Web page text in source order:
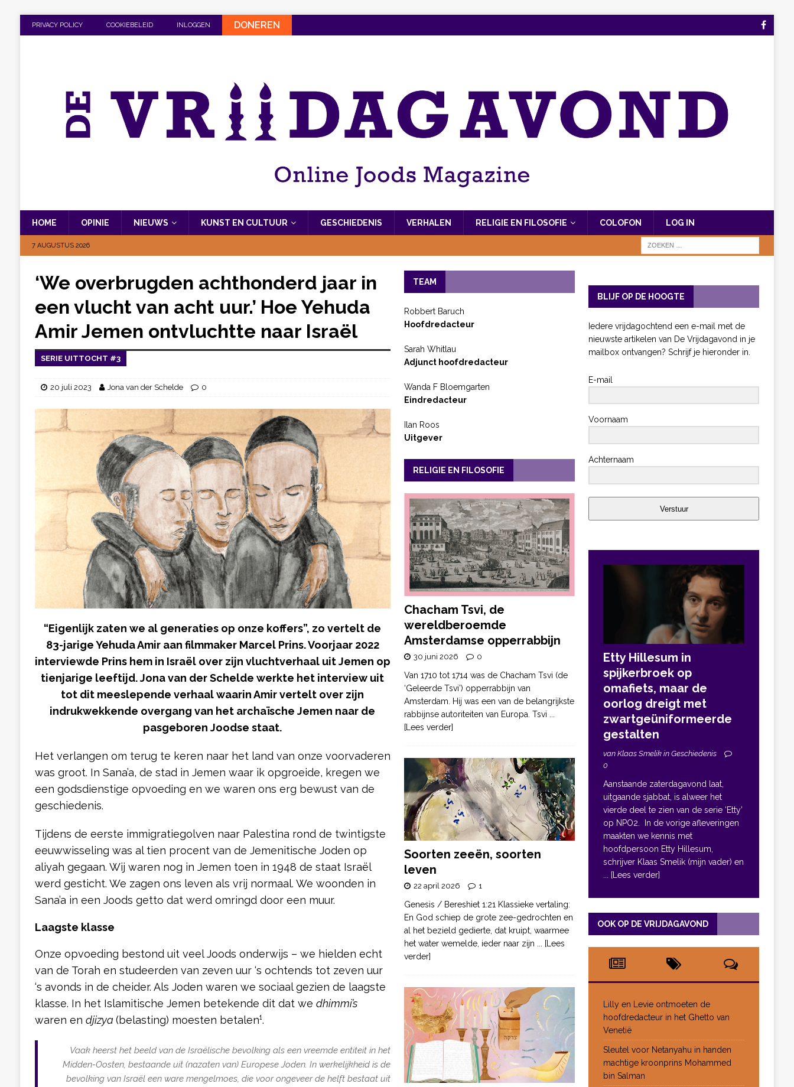
PRIVACY POLICY COOKIEBELEID INLOGGEN DONEREN
HOME OPINIE NIEUWS KUNST EN CULTUUR GESCHIEDENIS VERHALEN RELIGIE EN FILOSOFIE COLOFON LOG IN
7 AUGUSTUS 2026
‘We overbrugden achthonderd jaar in
een vlucht van acht uur.’ Hoe Yehuda
Amir Jemen ontvluchtte naar Israël
SERIE UITTOCHT #3
20 juli 2023 Jona van der Schelde 0
“Eigenlijk zaten we al generaties op onze koffers”, zo vertelt de
83-jarige Yehuda Amir aan filmmaker Marcel Prins. Voorjaar 2022
interviewde Prins hem in Israël over zijn vluchtverhaal uit Jemen op
tienjarige leeftijd. Jona van der Schelde werkte het interview uit
tot dit meeslepende verhaal waarin Amir vertelt over zijn
indrukwekkende overgang van het archaïsche Jemen naar de
pasgeboren Joodse staat.
Het verlangen om terug te keren naar het land van onze voorvaderen
was groot. In Sana’a, de stad in Jemen waar ik opgroeide, kregen we
een godsdienstige opvoeding en we waren ons erg bewust van de
geschiedenis.
Tijdens de eerste immigratiegolven naar Palestina rond de twintigste
eeuwwisseling was al tien procent van de Jemenitische Joden op
aliyah gegaan. Wij waren nog in Jemen toen in 1948 de staat Israël
werd gesticht. We zagen ons leven als vrij normaal. We woonden in
Sana’a in een Joods getto dat werd omringd door een muur.
Laagste klasse
Onze opvoeding bestond uit veel Joods onderwijs – we hielden echt
van de Torah en studeerden van zeven uur ‘s ochtends tot zeven uur
‘s avonds in de cheider. Als Joden waren we sociaal gezien de laagste
klasse. In het Islamitische Jemen betekende dit dat we dhimmi’s
waren en djizya(belasting) moesten betalen¹.
Vaak heerst het beeld van de Israëlische bevolking als een vreemde entiteit in het
Midden-Oosten, bestaande uit (nazaten van) Europese Joden. In werkelijkheid is de
bevolking van Israël een ware mengelmoes, die voor ongeveer de helft bestaat uit
TEAM
Robbert Baruch
Hoofdredacteur
Sarah Whitlau
Adjunct hoofdredacteur
Wanda F Bloemgarten
Eindredacteur
Ilan Roos
Uitgever
RELIGIE EN FILOSOFIE
Chacham Tsvi, de
wereldberoemde
Amsterdamse opperrabbijn
30 juni 2026 0
Van 1710 tot 1714 was de Chacham Tsvi (de
‘Geleerde Tsvi’) opperrabbijn van
Amsterdam. Hij was een van de belangrijkste
rabbijnse autoriteiten van Europa. Tsvi
[Lees verder]
Soorten zeeën, soorten
leven
22 april 2026 1
Genesis / Bereshiet 1:21 Klassieke vertaling:
En God schiep de grote zee-gedrochten en
al het bezield gedierte, dat kruipt, waarmee
het water wemelde, ieder naar zijn ... [Lees
verder]
BLIJF OP DE HOOGTE
Iedere vrijdagochtend een e-mail met de
nieuwste artikelen van De Vrijdagavond in je
mailbox ontvangen? Schrijf je hieronder in.
E-mail
Voornaam
Achternaam
Verstuur
Etty Hillesum in
spijkerbroek op
omafiets, maar de
oorlog dreigt met
zwartgeüniformeerde
gestalten
van Klaas Smelik in Geschiedenis
0
Aanstaande zaterdagavond laat,
uitgaande sjabbat, is alweer het
vierde deel te zien van de serie ‘Etty’
op NPO2. In de vorige afleveringen
maakten we kennis met
hoofdpersoon Etty Hillesum,
schrijver Klaas Smelik (mijn vader) en
... [Lees verder]
OOK OP DE VRIJDAGAVOND
Lilly en Levie ontmoeten de
hoofdredacteur in het Ghetto van
Venetië
Sleutel voor Netanyahu in handen
machtige kroonprins Mohammed
bin Salman